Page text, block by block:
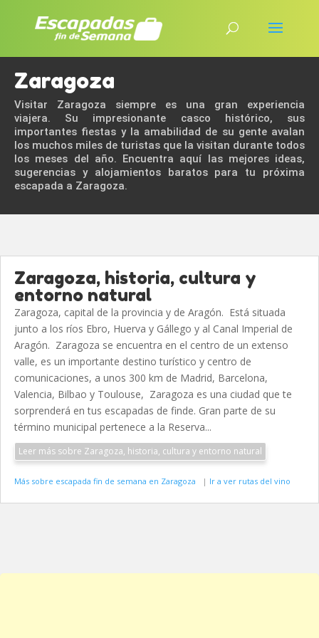
Zaragoza
Visitar Zaragoza siempre es una gran experiencia
viajera. Su impresionante casco histórico, sus
importantes fiestas y la amabilidad de su gente avalan
los muchos miles de turistas que la visitan durante todos
los meses del año. Encuentra aquí las mejores ideas,
sugerencias y alojamientos baratos para tu próxima
escapada a Zaragoza.
Zaragoza, historia, cultura y
entorno natural
Zaragoza, capital de la provincia y de Aragón. Está situada
junto a los ríos Ebro, Huerva y Gállego y al Canal Imperial de
Aragón. Zaragoza se encuentra en el centro de un extenso
valle, es un importante destino turístico y centro de
comunicaciones, a unos 300 km de Madrid, Barcelona,
Valencia, Bilbao y Toulouse, Zaragoza es una ciudad que te
sorprenderá en tus escapadas de finde. Gran parte de su
término municipal pertenece a la Reserva...
Leer más sobre Zaragoza, historia, cultura y entorno natural
Más sobre escapada fin de semana en Zaragoza | Ir a ver rutas del vino